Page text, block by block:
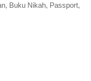
Buku Nikah, Passport,